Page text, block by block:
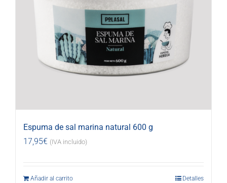
Espuma de sal marina natural 600 g
17,95€ (IVA incluido)
Añadir al carrito Detalles